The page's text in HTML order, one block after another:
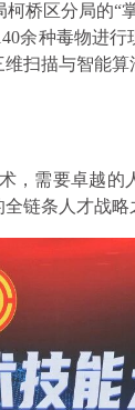
桥区分局的“
余种毒物进
扫描与智能
，需要卓越的
链条人才战略